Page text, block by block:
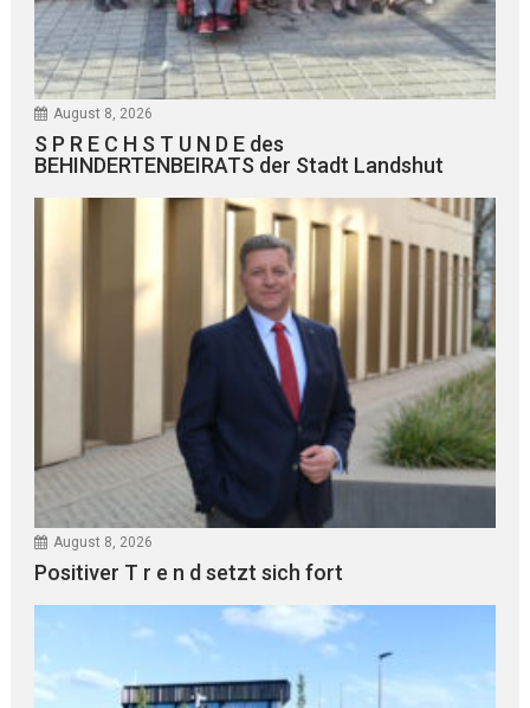
August 8, 2026
S P R E C H S T U N D E des
BEHINDERTENBEIRATS der Stadt Landshut
August 8, 2026
Positiver T r e n d setzt sich fort